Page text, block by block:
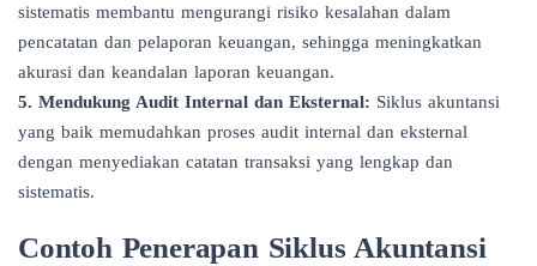
sistematis membantu mengurangi risiko kesalahan dalam
pencatatan dan pelaporan keuangan, sehingga meningkatkan
akurasi dan keandalan laporan keuangan.
5. Mendukung Audit Internal dan Eksternal: Siklus akuntansi
yang baik memudahkan proses audit internal dan eksternal
dengan menyediakan catatan transaksi yang lengkap dan
sistematis.
Contoh Penerapan Siklus Akuntansi